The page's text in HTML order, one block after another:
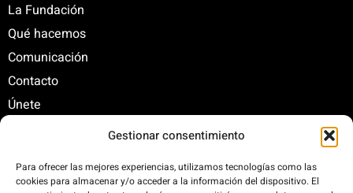
Gestionar consentimiento
Para ofrecer las mejores experiencias, utilizamos tecnologías como las
cookies para almacenar y/o acceder a la información del dispositivo. El
La Fundación
Qué hacemos
Comunicación
Contacto
Únete
C/ Santa Engracia, 108. 5º Interior. Izda. 28003
+34 625 47 42 11